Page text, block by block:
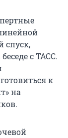
спуск,
с ТАСС.
к
на